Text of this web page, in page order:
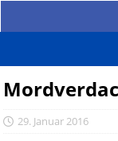
29. Januar 2016